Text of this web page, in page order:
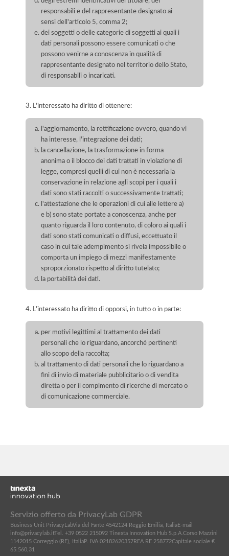
responsabili e del rappresentante designato ai
sensi dell'articolo 5, comma 2;
dei soggetti o delle categorie di soggetti ai quali i
dati personali possono essere comunicati o che
possono venirne a conoscenza in qualità di
rappresentante designato nel territorio dello Stato,
di responsabili o incaricati.
3. L'interessato ha diritto di ottenere:
l'aggiornamento, la rettificazione ovvero, quando vi
ha interesse, l'integrazione dei dati;
la cancellazione, la trasformazione in forma
anonima o il blocco dei dati trattati in violazione di
legge, compresi quelli di cui non è necessaria la
conservazione in relazione agli scopi per i quali i
dati sono stati raccolti o successivamente trattati;
l'attestazione che le operazioni di cui alle lettere a)
e b) sono state portate a conoscenza, anche per
quanto riguarda il loro contenuto, di coloro ai quali i
dati sono stati comunicati o diffusi, eccettuato il
caso in cui tale adempimento si rivela impossibile o
comporta un impiego di mezzi manifestamente
sproporzionato rispetto al diritto tutelato;
la portabilità dei dati.
4. L'interessato ha diritto di opporsi, in tutto o in parte:
per motivi legittimi al trattamento dei dati
personali che lo riguardano, ancorché pertinenti
allo scopo della raccolta;
al trattamento di dati personali che lo riguardano a
fini di invio di materiale pubblicitario o di vendita
diretta o per il compimento di ricerche di mercato o
di comunicazione commerciale.
Servizio offerto da PrivacyLab GDPR
Business Unit PrivacyLabVia del Fante 4542124 Reggio Emilia, ItaliaE-mail
info@privacylab.itTel. +39 0522 215092 Tinexta Innovation Hub S.p.A.Corso Mazzini
1142015 Correggio (RE), ItaliaP. IVA 02182620357REA RE 258772Capitale sociale €
65.560,31